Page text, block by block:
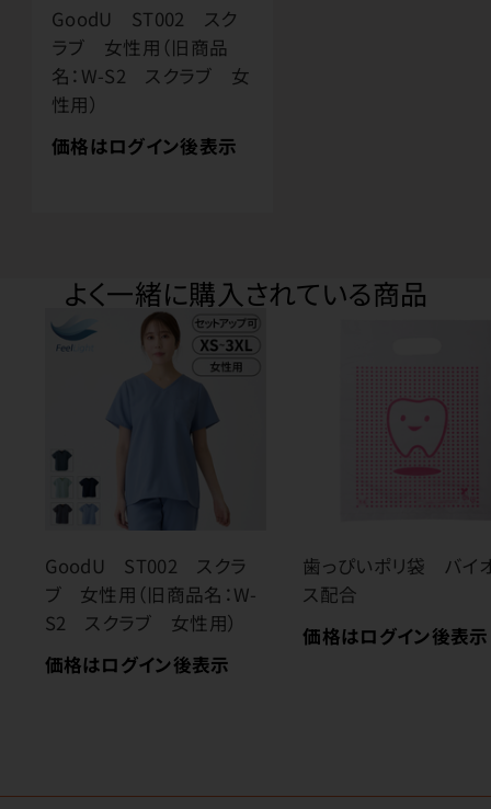
GoodU ST002 スク
ラブ 女性用（旧商品
名：W-S2 スクラブ 女
性用）
価格はログイン後表示
よく一緒に購入されている商品
GoodU ST002 スクラ
ブ 女性用（旧商品名：W-
S2 スクラブ 女性用）
価格はログイン後表示
歯っぴいポリ袋 バイ
ス配合
価格はログイン後表示